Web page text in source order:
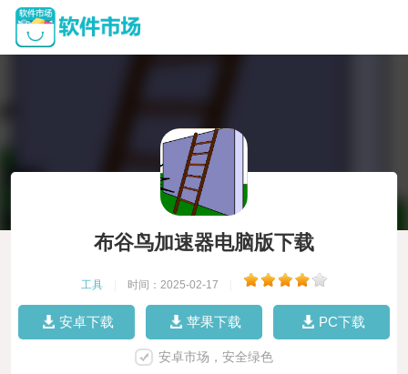
布谷鸟加速器电脑版下载
工具 时间：2025-02-17
安卓下载 苹果下载 PC下载
安卓市场，安全绿色